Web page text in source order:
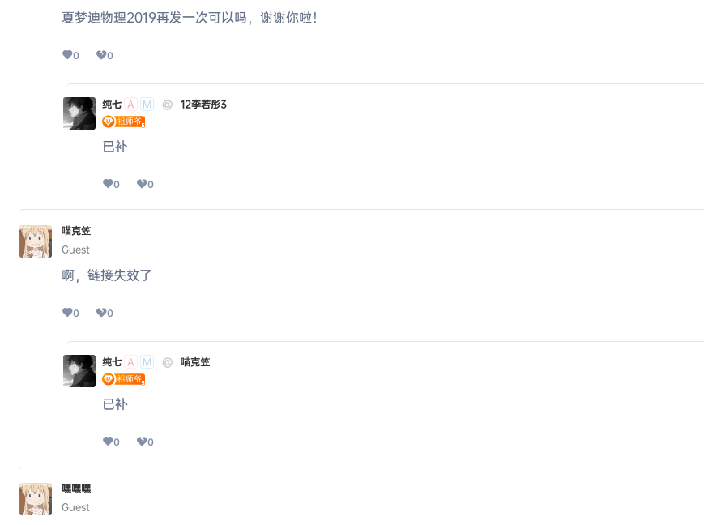
夏梦迪物理2019再发一次可以吗，谢谢你啦！
0 0
纯七 A M @ 12李若彤3
已补
0 0
喵克笠
Guest
啊，链接失效了
0 0
纯七 A M @ 喵克笠
已补
0 0
嘿嘿嘿
Guest